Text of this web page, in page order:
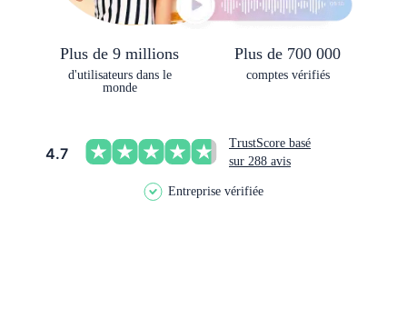
Plus de 9 millions
d'utilisateurs dans le
monde
Plus de 700 000
comptes vérifiés
4.7
TrustScore basé
sur 288 avis
Entreprise vérifiée